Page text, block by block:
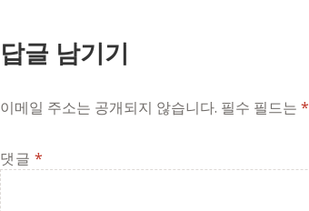
답글 남기기
이메일 주소는 공개되지 않습니다. 필수 필드는*
댓글*